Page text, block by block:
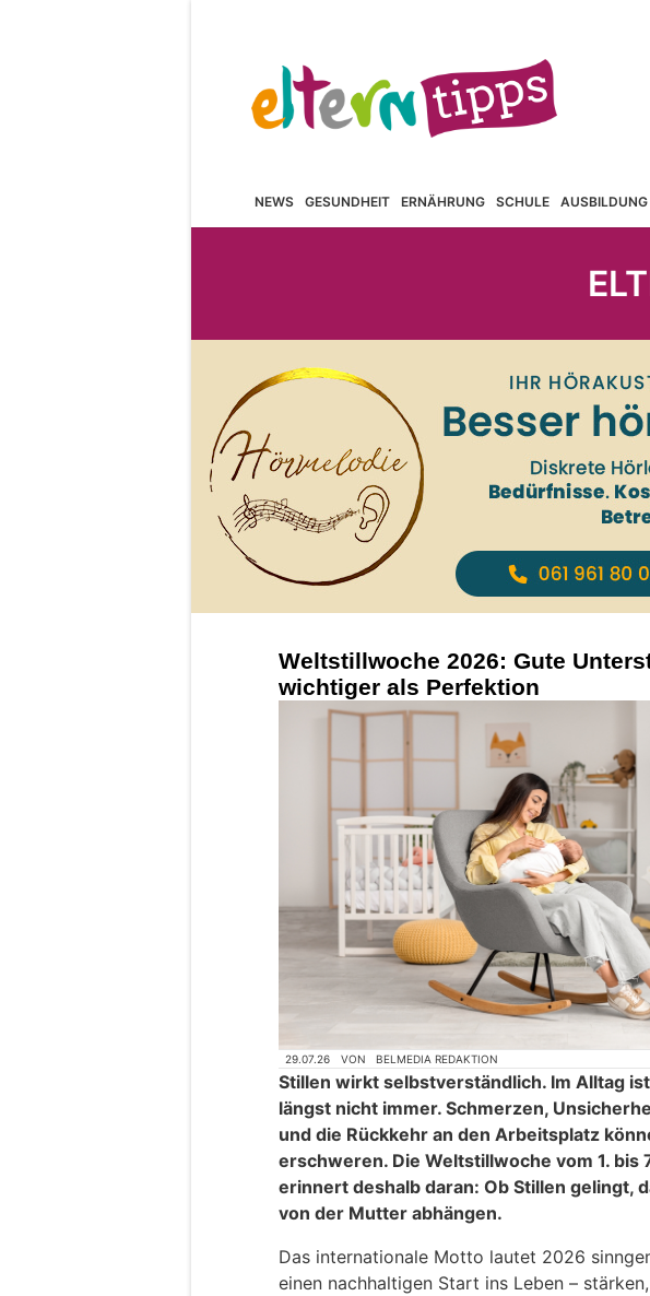
NEWS GESUNDHEIT ERNÄHRUNG SCHULE
Weltstillwoche 2026: Gute
wichtiger als Perfektion
29.07.26 VON BELMEDIA REDAKTION
Stillen wirkt selbstverständlich. Im Alltag
längst nicht immer. Schmerzen,
und die Rückkehr an den Arbeitsplatz
erschweren. Die Weltstillwoche vom 1. bis
erinnert deshalb daran: Ob Stillen gelingt,
von der Mutter abhängen.
Das internationale Motto lautet 2026
einen nachhaltigen Start ins Leben –